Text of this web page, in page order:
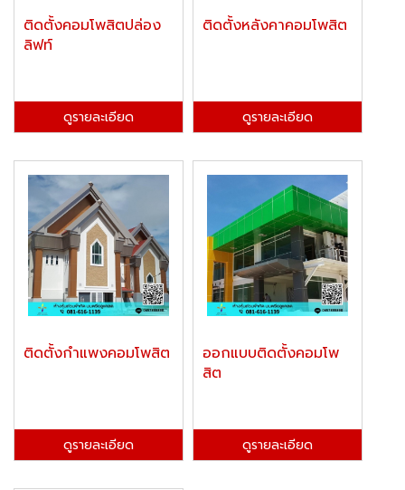
ติดตั้งคอมโพสิตปล่อง
ลิฟท์
ดูรายละเอียด
ติดตั้งหลังคาคอมโพสิต
ดูรายละเอียด
ติดตั้งกำแพงคอมโพสิต
ดูรายละเอียด
ออกแบบติดตั้งคอมโพ
สิต
ดูรายละเอียด